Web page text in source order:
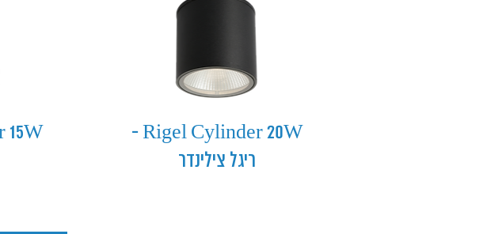
Rigel Cylinder 20W -
ריגל צילינדר